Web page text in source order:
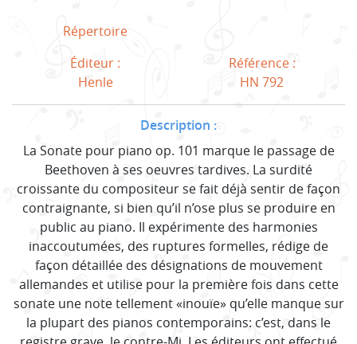
Répertoire
Éditeur :
Henle
Référence :
HN 792
Description :
La Sonate pour piano op. 101 marque le passage de
Beethoven à ses oeuvres tardives. La surdité
croissante du compositeur se fait déjà sentir de façon
contraignante, si bien qu’il n’ose plus se produire en
public au piano. Il expérimente des harmonies
inaccoutumées, des ruptures formelles, rédige de
façon détaillée des désignations de mouvement
allemandes et utilise pour la première fois dans cette
sonate une note tellement «inouïe» qu’elle manque sur
la plupart des pianos contemporains: c’est, dans le